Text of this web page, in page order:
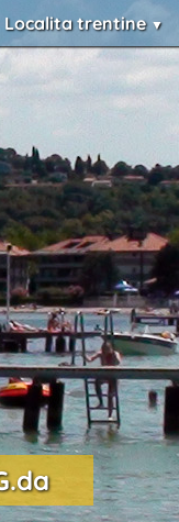
Localita trentine